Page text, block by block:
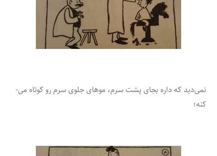
نمی‌­دید که داره بجای پشت سرم، موهای جلوی سرم رو کوتاه می‌­
کنه؛